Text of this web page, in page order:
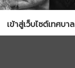
เข้าสู่เว็บไซต์เทศบาล